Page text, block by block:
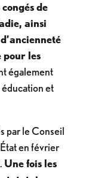
de
ainsi
pour les
également
et
par le Conseil
en février
Une fois les